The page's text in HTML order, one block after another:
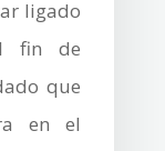
ligado
fin de
que
en el